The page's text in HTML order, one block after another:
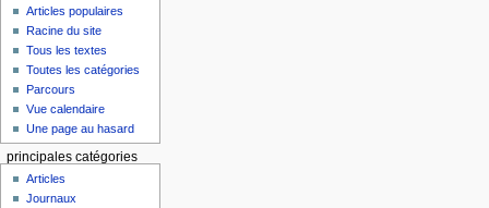
Articles populaires
Racine du site
Tous les textes
Toutes les catégories
Parcours
Vue calendaire
Une page au hasard
principales catégories
Articles
Journaux